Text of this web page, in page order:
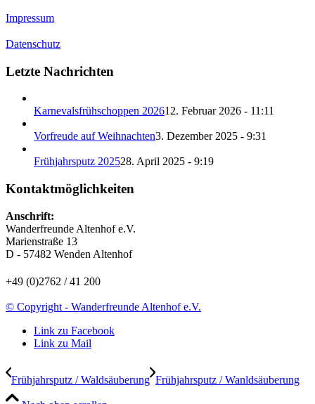
Impressum
Datenschutz
Letzte Nachrichten
Karnevalsfrühschoppen 202612. Februar 2026 - 11:11
Vorfreude auf Weihnachten3. Dezember 2025 - 9:31
Frühjahrsputz 202528. April 2025 - 9:19
Kontaktmöglichkeiten
Anschrift:
Wanderfreunde Altenhof e.V.
Marienstraße 13
D - 57482 Wenden Altenhof
+49 (0)2762 / 41 200
© Copyright - Wanderfreunde Altenhof e.V.
Link zu Facebook
Link zu Mail
Frühjahrsputz / Waldsäuberung Frühjahrsputz / Wanldsäuberung